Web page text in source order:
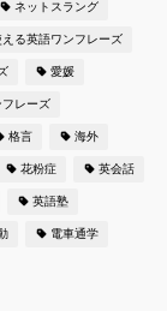
ネットスラング
る英語ワンフレーズ
愛媛
フレーズ
格言 海外
花粉症 英会話
英語塾
電車通学
中！
リジ